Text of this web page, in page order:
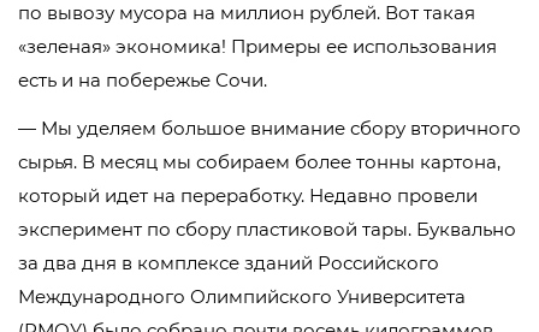
по вывозу мусора на миллион рублей. Вот такая
«зеленая» экономика! Примеры ее использования
есть и на побережье Сочи.
— Мы уделяем большое внимание сбору вторичного
сырья. В месяц мы собираем более тонны картона,
который идет на переработку. Недавно провели
эксперимент по сбору пластиковой тары. Буквально
за два дня в комплексе зданий Российского
Международного Олимпийского Университета